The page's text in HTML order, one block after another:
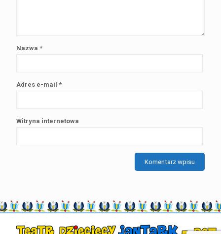
Nazwa *
Adres e-mail *
Witryna internetowa